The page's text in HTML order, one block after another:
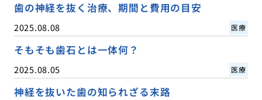
歯の神経を抜く治療、期間と費用の目安
2025.08.08 医療
そもそも歯石とは一体何？
2025.08.05 医療
神経を抜いた歯の知られざる末路